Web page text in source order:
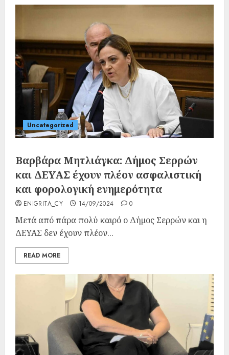
Uncategorized
Βαρβάρα Μητλιάγκα: Δήμος Σερρών
και ΔΕΥΑΣ έχουν πλέον ασφαλιστική
και φορολογική ενημερότητα
ENIGRITA_CY 14/09/2024 0
Μετά από πάρα πολύ καιρό ο Δήμος Σερρών και η
ΔΕΥΑΣ δεν έχουν πλέον...
READ MORE